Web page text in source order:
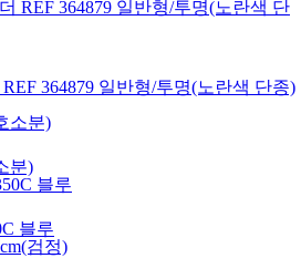
364879 일반형/투명(노란색 단종)
분)
블루